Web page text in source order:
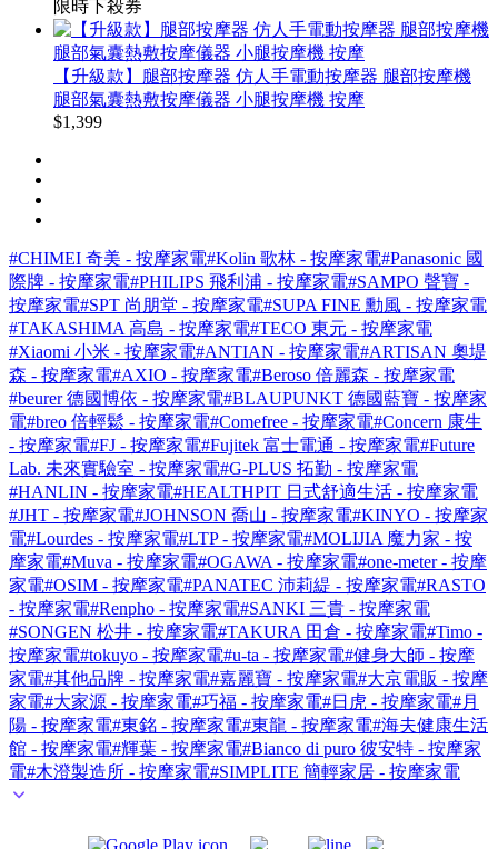
限時下殺券
【升級款】腿部按摩器 仿人手電動按摩器 腿部按摩機
腿部氣囊熱敷按摩儀器 小腿按摩機 按摩
$1,399
#CHIMEI 奇美 - 按摩家電#Kolin 歌林 - 按摩家電#Panasonic 國
際牌 - 按摩家電#PHILIPS 飛利浦 - 按摩家電#SAMPO 聲寶 -
按摩家電#SPT 尚朋堂 - 按摩家電#SUPA FINE 勳風 - 按摩家電
#TAKASHIMA 高島 - 按摩家電#TECO 東元 - 按摩家電
#Xiaomi 小米 - 按摩家電#ANTIAN - 按摩家電#ARTISAN 奧堤
森 - 按摩家電#AXIO - 按摩家電#Beroso 倍麗森 - 按摩家電
#beurer 德國博依 - 按摩家電#BLAUPUNKT 德國藍寶 - 按摩家
電#breo 倍輕鬆 - 按摩家電#Comefree - 按摩家電#Concern 康生
- 按摩家電#FJ - 按摩家電#Fujitek 富士電通 - 按摩家電#Future
Lab. 未來實驗室 - 按摩家電#G-PLUS 拓勤 - 按摩家電
#HANLIN - 按摩家電#HEALTHPIT 日式舒適生活 - 按摩家電
#JHT - 按摩家電#JOHNSON 喬山 - 按摩家電#KINYO - 按摩家
電#Lourdes - 按摩家電#LTP - 按摩家電#MOLIJIA 魔力家 - 按
摩家電#Muva - 按摩家電#OGAWA - 按摩家電#one-meter - 按摩
家電#OSIM - 按摩家電#PANATEC 沛莉緹 - 按摩家電#RASTO
- 按摩家電#Renpho - 按摩家電#SANKI 三貴 - 按摩家電
#SONGEN 松井 - 按摩家電#TAKURA 田倉 - 按摩家電#Timo -
按摩家電#tokuyo - 按摩家電#u-ta - 按摩家電#健身大師 - 按摩
家電#其他品牌 - 按摩家電#嘉麗寶 - 按摩家電#大京電販 - 按摩
家電#大家源 - 按摩家電#巧福 - 按摩家電#日虎 - 按摩家電#月
陽 - 按摩家電#東銘 - 按摩家電#東龍 - 按摩家電#海夫健康生活
館 - 按摩家電#輝葉 - 按摩家電#Bianco di puro 彼安特 - 按摩家
電#木澄製造所 - 按摩家電#SIMPLITE 簡輕家居 - 按摩家電